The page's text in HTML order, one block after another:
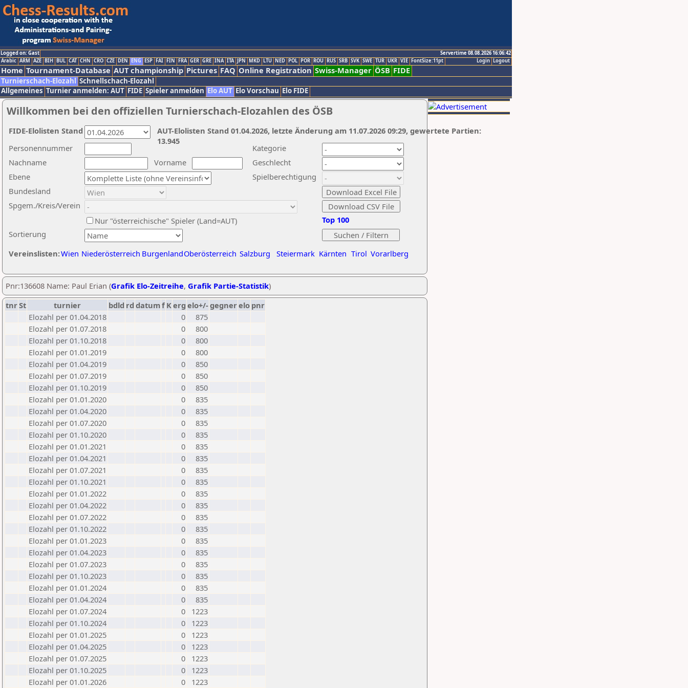
Logged on: Gast
Servertime 08.08.2026 16:06:42
Logout
Login
Arabic ARM AZE BIH BUL CAT CHN CRO CZE DEN ENG ESP FAI FIN FRA GER GRE INA ITA JPN MKD LTU NED POL POR ROU RUS SRB SVK SWE TUR UKR VIE FontSize:11pt
Home Tournament-Database AUT championship Pictures FAQ Online Registration Swiss-Manager ÖSB FIDE
Turnierschach-Elozahl Schnellschach-Elozahl
Allgemeines Turnier anmelden: AUT FIDE Spieler anmelden Elo AUT Elo Vorschau Elo FIDE
Willkommen bei den offiziellen Turnierschach-Elozahlen des ÖSB
Nachname
Vorname
Ebene
Kategorie
Sortierung
Personennummer
Bundesland
Spgem./Kreis/Verein
Geschlecht
Nur "österreichische" Spieler (Land=AUT)
Spielberechtigung
Vereinslisten:Wien Niederösterreich BurgenlandOberösterreich Salzburg Steiermark Kärnten Tirol Vorarlberg
Top 100
AUT-Elolisten Stand 01.04.2026, letzte Änderung am 11.07.2026 09:29, gewertete Partien:
13.945
FIDE-Elolisten Stand
Pnr:136608 Name: Paul Erian (Grafik Elo-Zeitreihe, Grafik Partie-Statistik)
tnrSt turnier bdld rd datumf Kerg elo+/-gegnerelo pnr
Elozahl per 01.04.2018
0
875
Elozahl per 01.07.2018
0
800
Elozahl per 01.10.2018
0
800
Elozahl per 01.01.2019
0
800
Elozahl per 01.04.2019
0
850
Elozahl per 01.07.2019
0
850
Elozahl per 01.10.2019
0
850
Elozahl per 01.01.2020
0
835
Elozahl per 01.04.2020
0
835
Elozahl per 01.07.2020
0
835
Elozahl per 01.10.2020
0
835
Elozahl per 01.01.2021
0
835
Elozahl per 01.04.2021
0
835
Elozahl per 01.07.2021
0
835
Elozahl per 01.10.2021
0
835
Elozahl per 01.01.2022
0
835
Elozahl per 01.04.2022
0
835
Elozahl per 01.07.2022
0
835
Elozahl per 01.10.2022
0
835
Elozahl per 01.01.2023
0
835
Elozahl per 01.04.2023
0
835
Elozahl per 01.07.2023
0
835
Elozahl per 01.10.2023
0
835
Elozahl per 01.01.2024
0
835
Elozahl per 01.04.2024
0
835
Elozahl per 01.07.2024
0
1223
Elozahl per 01.10.2024
0
1223
Elozahl per 01.01.2025
0
1223
Elozahl per 01.04.2025
0
1223
Elozahl per 01.07.2025
0
1223
Elozahl per 01.10.2025
0
1223
Elozahl per 01.01.2026
0 1223